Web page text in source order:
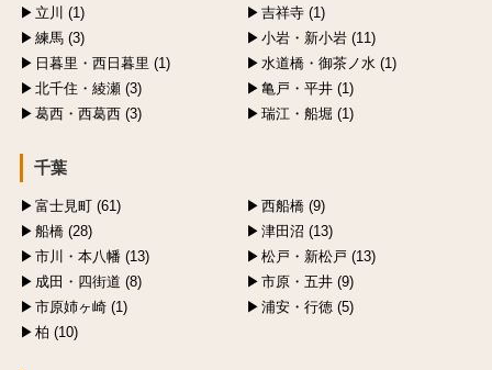
立川 (1)
吉祥寺 (1)
練馬 (3)
小岩・新小岩 (11)
日暮里・西日暮里 (1)
水道橋・御茶ノ水 (1)
北千住・綾瀬 (3)
亀戸・平井 (1)
葛西・西葛西 (3)
瑞江・船堀 (1)
千葉
富士見町 (61)
西船橋 (9)
船橋 (28)
津田沼 (13)
市川・本八幡 (13)
松戸・新松戸 (13)
成田・四街道 (8)
市原・五井 (9)
市原姉ヶ崎 (1)
浦安・行徳 (5)
柏 (10)